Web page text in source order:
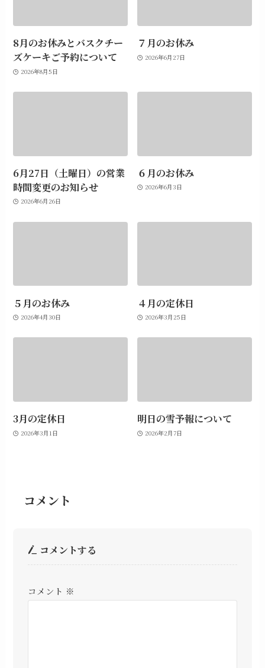
8月のお休みとバスクチー
ズケーキご予約について
2026年8月5日
７月のお休み
2026年6月27日
6月27日（土曜日）の営業
時間変更のお知らせ
2026年6月26日
６月のお休み
2026年6月3日
５月のお休み
2026年4月30日
４月の定休日
2026年3月25日
3月の定休日
2026年3月1日
明日の雪予報について
2026年2月7日
コメント
コメントする
コメント ※